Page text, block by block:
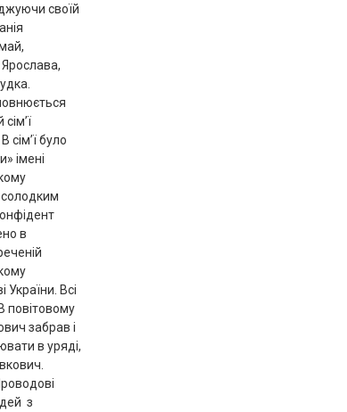
своїй
було
імені
в
Всі
повітовому
забрав і
в уряді,
з